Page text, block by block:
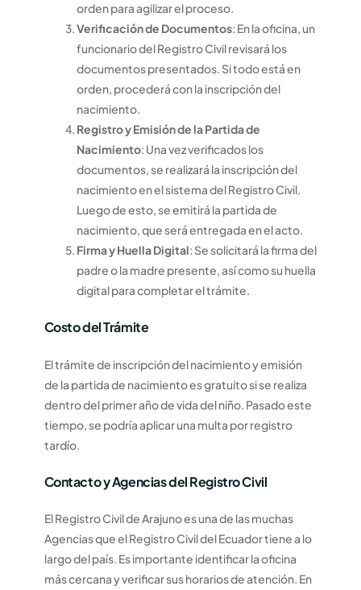
orden para agilizar el proceso.
Verificación de Documentos: En la oficina, un
funcionario del Registro Civil revisará los
documentos presentados. Si todo está en
orden, procederá con la inscripción del
nacimiento.
Registro y Emisión de la Partida de
Nacimiento: Una vez verificados los
documentos, se realizará la inscripción del
nacimiento en el sistema del Registro Civil.
Luego de esto, se emitirá la partida de
nacimiento, que será entregada en el acto.
Firma y Huella Digital: Se solicitará la firma del
padre o la madre presente, así como su huella
digital para completar el trámite.
Costo del Trámite
El trámite de inscripción del nacimiento y emisión
de la partida de nacimiento es gratuito si se realiza
dentro del primer año de vida del niño. Pasado este
tiempo, se podría aplicar una multa por registro
tardío.
Contacto y Agencias del Registro Civil
El Registro Civil de Arajuno es una de las muchas
Agencias que el Registro Civil del Ecuador tiene a lo
largo del país. Es importante identificar la oficina
más cercana y verificar sus horarios de atención. En